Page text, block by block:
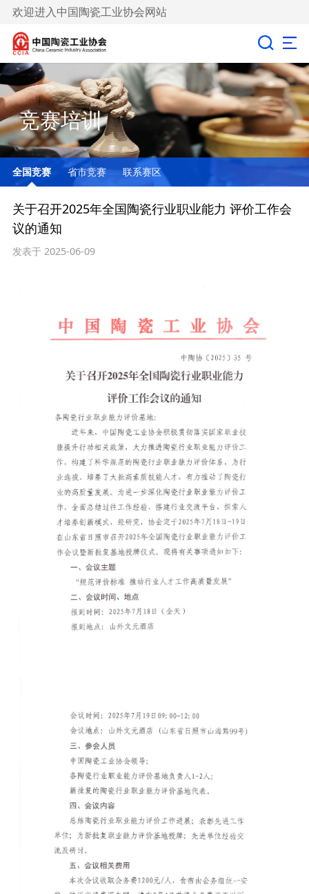
欢迎进入中国陶瓷工业协会网站
竞赛培训
全国竞赛 省市竞赛 联系赛区
关于召开2025年全国陶瓷行业职业能力 评价工作会
议的通知
发表于 2025-06-09